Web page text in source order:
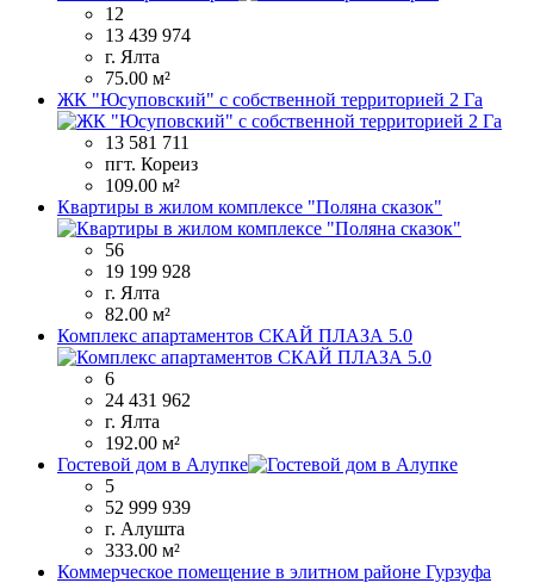
12
13 439 974
г. Ялта
75.00 м²
ЖК "Юсуповский" с собственной территорией 2 Га
13 581 711
пгт. Кореиз
109.00 м²
Квартиры в жилом комплексе "Поляна сказок"
56
19 199 928
г. Ялта
82.00 м²
Комплекс апартаментов СКАЙ ПЛАЗА 5.0
6
24 431 962
г. Ялта
192.00 м²
Гостевой дом в Алупке
5
52 999 939
г. Алушта
333.00 м²
Коммерческое помещение в элитном районе Гурзуфа